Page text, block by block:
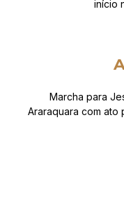
início
Marcha para
Araraquara com